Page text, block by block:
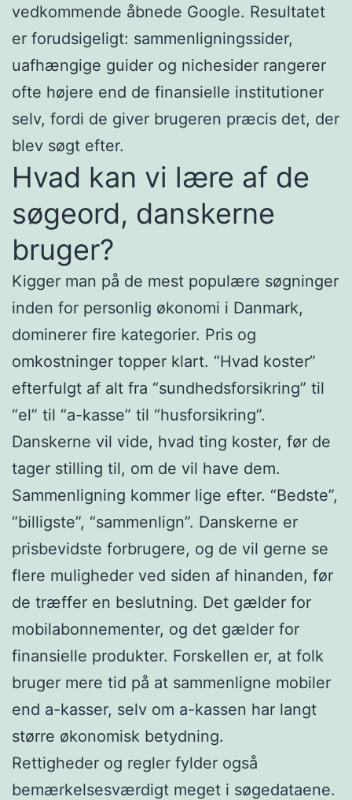
vedkommende åbnede Google. Resultatet
er forudsigeligt: sammenligningssider,
uafhængige guider og nichesider rangerer
ofte højere end de finansielle institutioner
selv, fordi de giver brugeren præcis det, der
blev søgt efter.
Hvad kan vi lære af de
søgeord, danskerne
bruger?
Kigger man på de mest populære søgninger
inden for personlig økonomi i Danmark,
dominerer fire kategorier. Pris og
omkostninger topper klart. “Hvad koster”
efterfulgt af alt fra “sundhedsforsikring” til
“el” til “a-kasse” til “husforsikring”.
Danskerne vil vide, hvad ting koster, før de
tager stilling til, om de vil have dem.
Sammenligning kommer lige efter. “Bedste”,
“billigste”, “sammenlign”. Danskerne er
prisbevidste forbrugere, og de vil gerne se
flere muligheder ved siden af hinanden, før
de træffer en beslutning. Det gælder for
mobilabonnementer, og det gælder for
finansielle produkter. Forskellen er, at folk
bruger mere tid på at sammenligne mobiler
end a-kasser, selv om a-kassen har langt
større økonomisk betydning.
Rettigheder og regler fylder også
bemærkelsesværdigt meget i søgedataene.